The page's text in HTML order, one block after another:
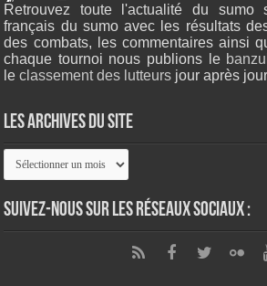
Retrouvez toute l'actualité du sumo
français du sumo avec les résultats
des combats, les commentaires ainsi
chaque tournoi nous publions le
leclassement des lutteurs jour après
Les archives du site
Les
archives
site
Suivez-nous sur les réseaux sociaux :